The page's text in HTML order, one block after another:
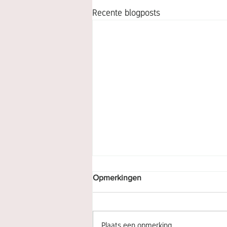
Recente blogposts
Fotobehang
Opmerkingen
Plaats een opmerking...